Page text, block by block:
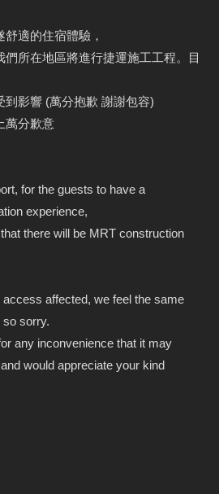
適的住宿體驗，
所在地區將進行捷運施工工程。目
影響 (萬分抱歉 謝謝包容)
萬分歉意
for the guests to have a
experience,
there will be MRT construction
affected, we feel the same
so sorry.
any inconvenience that it may
would appreciate your kind